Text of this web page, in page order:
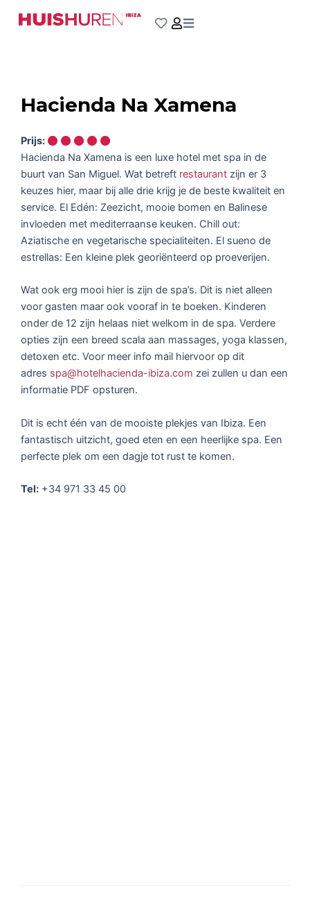
naar
Hacienda Na Xamena
Prijs:
Hacienda Na Xamena is een luxe hotel met spa in de
buurt van San Miguel. Wat betreft restaurant zijn er 3
keuzes hier, maar bij alle drie krijg je de beste kwaliteit en
service. El Edén: Zeezicht, mooie bomen en Balinese
invloeden met mediterraanse keuken. Chill out:
Aziatische en vegetarische specialiteiten. El sueno de
estrellas: Een kleine plek georiënteerd op proeverijen.
Wat ook erg mooi hier is zijn de spa’s. Dit is niet alleen
voor gasten maar ook vooraf in te boeken. Kinderen
onder de 12 zijn helaas niet welkom in de spa. Verdere
opties zijn een breed scala aan massages, yoga klassen,
detoxen etc. Voor meer info mail hiervoor op dit
adres spa@hotelhacienda-ibiza.com zei zullen u dan een
informatie PDF opsturen.
Dit is echt één van de mooiste plekjes van Ibiza. Een
fantastisch uitzicht, goed eten en een heerlijke spa. Een
perfecte plek om een dagje tot rust te komen.
Tel: +34 971 33 45 00